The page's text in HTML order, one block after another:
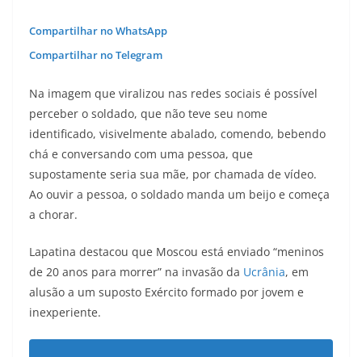
Compartilhar no WhatsApp
Compartilhar no Telegram
Na imagem que viralizou nas redes sociais é possível
perceber o soldado, que não teve seu nome
identificado, visivelmente abalado, comendo, bebendo
chá e conversando com uma pessoa, que
supostamente seria sua mãe, por chamada de vídeo.
Ao ouvir a pessoa, o soldado manda um beijo e começa
a chorar.
Lapatina destacou que Moscou está enviado “meninos
de 20 anos para morrer” na invasão da Ucrânia, em
alusão a um suposto Exército formado por jovem e
inexperiente.